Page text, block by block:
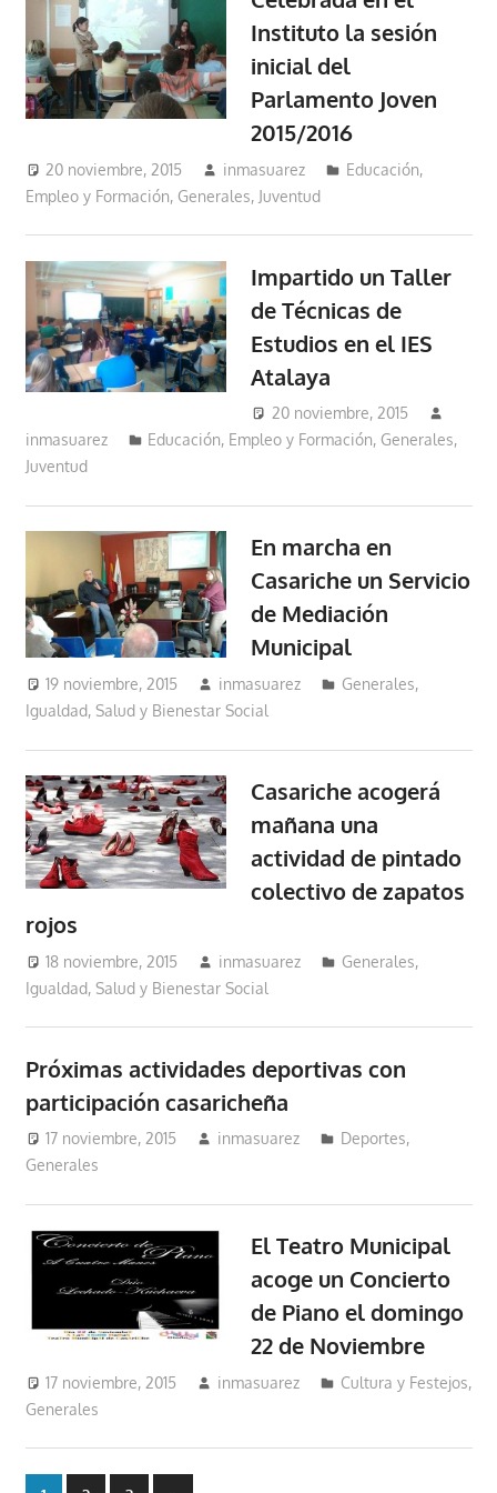
Instituto la sesión
inicial del
Parlamento Joven
2015/2016
20 noviembre, 2015 inmasuarez
Educación,
Empleo y Formación, Generales, Juventud
Impartido un Taller
de Técnicas de
Estudios en el IES
Atalaya
20 noviembre, 2015
inmasuarez
Educación, Empleo y Formación, Generales,
Juventud
En marcha en
Casariche un Servicio
de Mediación
Municipal
19 noviembre, 2015 inmasuarez Generales,
Igualdad, Salud y Bienestar Social
Casariche acogerá
mañana una
actividad de pintado
colectivo de zapatos
rojos
18 noviembre, 2015 inmasuarez Generales,
Igualdad, Salud y Bienestar Social
Próximas actividades deportivas con
participación casaricheña
17 noviembre, 2015 inmasuarez Deportes,
Generales
El Teatro Municipal
acoge un Concierto
de Piano el domingo
22 de Noviembre
17 noviembre, 2015 inmasuarez Cultura y Festejos,
Generales